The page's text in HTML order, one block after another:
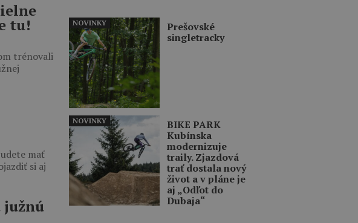
tu!
trénovali
mať
si aj
južnú
Prešovské
singletracky
NOVINKY
BIKE PARK
Kubínska
modernizuje
traily. Zjazdová
trať dostala nový
život a v pláne je
aj „Odľot do
Dubaja“
NOVINKY